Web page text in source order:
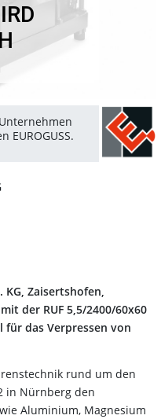
EUROGUSS.
KG, Zaisertshofen,
der RUF 5,5/2400/60x60
das Verpressen von
rund um den
in Nürnberg den
Aluminium, Magnesium